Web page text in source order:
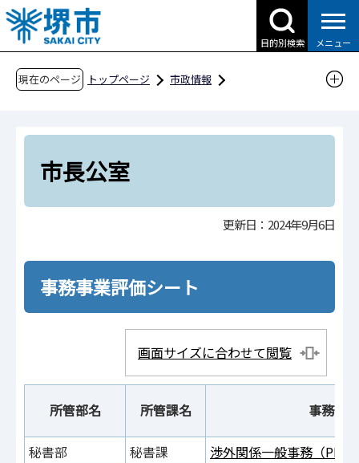
こ
の
ペ
目的別検索 メニュー
現在のページ トップページ
市政情報
事務事業評価
令和6年度事務事業評価
組織機構順
市長公室
更新日：2024年9月6日
事務事業評価シート
画面サイズに合わせて閲覧
所管部名 所管課名 事務事
秘書部 秘書課
渉外関係一般事務（PDF